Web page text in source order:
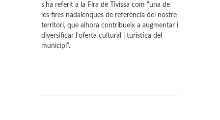
s’ha referit a la Fira de Tivissa com “una de
les fires nadalenques de referència del nostre
territori, que alhora contribueix a augmentar i
diversificar l’oferta cultural i turística del
municipi”.